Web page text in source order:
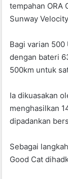
tempahan ORA
Sunway
Bagi varian 500
dengan bateri
500km untuk
Ia dikuasakan
menghasilkan
dipadankan
Sebagai
Good Cat